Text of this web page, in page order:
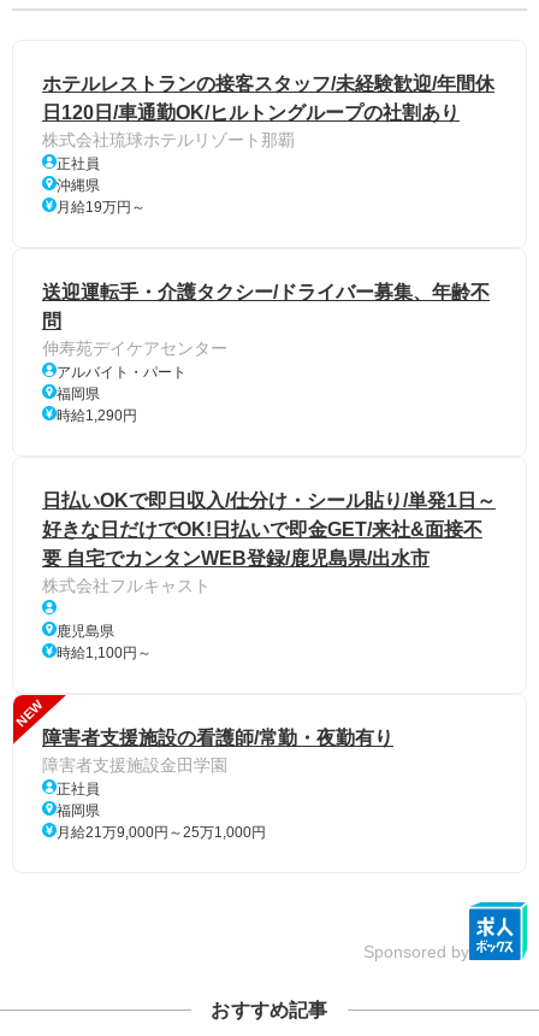
ホテルレストランの接客スタッフ/未経験歓迎/年間休
日120日/車通勤OK/ヒルトングループの社割あり
株式会社琉球ホテルリゾート那覇
正社員
沖縄県
月給19万円～
送迎運転手・介護タクシー/ドライバー募集、年齢不
問
伸寿苑デイケアセンター
アルバイト・パート
福岡県
時給1,290円
日払いOKで即日収入/仕分け・シール貼り/単発1日～
好きな日だけでOK!日払いで即金GET/来社&面接不
要 自宅でカンタンWEB登録/鹿児島県/出水市
株式会社フルキャスト
鹿児島県
時給1,100円～
NEW
障害者支援施設の看護師/常勤・夜勤有り
障害者支援施設金田学園
正社員
福岡県
月給21万9,000円～25万1,000円
Sponsored by
おすすめ記事